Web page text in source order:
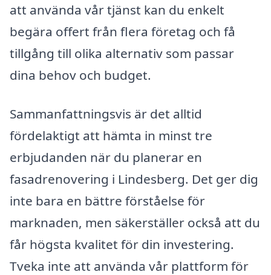
att använda vår tjänst kan du enkelt
begära offert från flera företag och få
tillgång till olika alternativ som passar
dina behov och budget.
Sammanfattningsvis är det alltid
fördelaktigt att hämta in minst tre
erbjudanden när du planerar en
fasadrenovering i Lindesberg. Det ger dig
inte bara en bättre förståelse för
marknaden, men säkerställer också att du
får högsta kvalitet för din investering.
Tveka inte att använda vår plattform för